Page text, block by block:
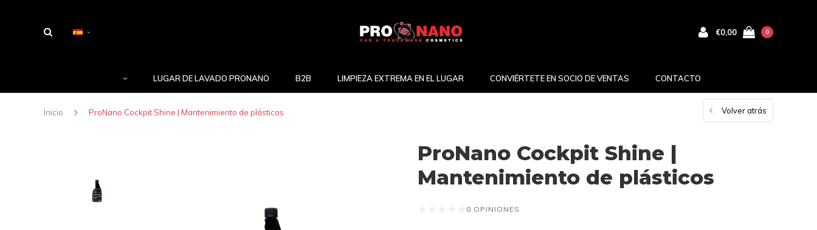
€0,00 0
LUGAR DE LAVADO PRONANO B2B LIMPIEZA EXTREMA EN EL LUGAR CONVIÉRTETE EN SOCIO DE VENTAS CONTACTO
Inicio ProNano Cockpit Shine | Mantenimiento de plásticos Volver atrás
ProNano Cockpit Shine |
Mantenimiento de plásticos
0 OPINIONES